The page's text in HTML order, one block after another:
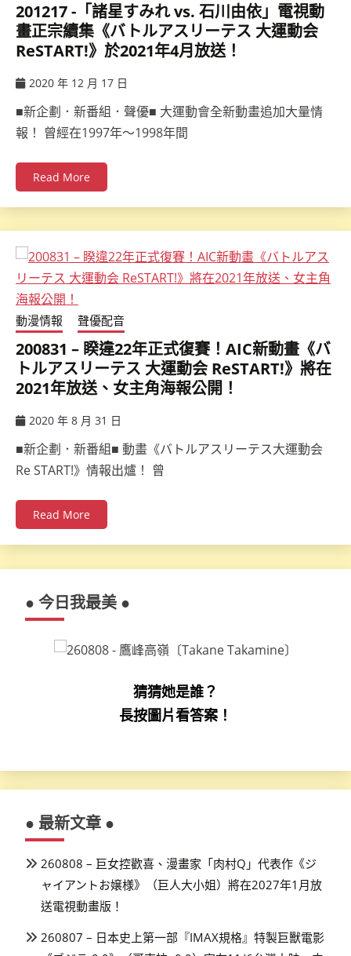
201217 -「諸星すみれ vs. 石川由依」電視動
畫正宗續集《バトルアスリーテス 大運動会
ReSTART!》於2021年4月放送！
2020 年 12 月 17 日
■新企劃．新番組．聲優■ 大運動會全新動畫追加大量情
報！ 曾經在1997年～1998年間
Read More
動漫情報 聲優配音
200831 – 睽違22年正式復賽！AIC新動畫《バ
トルアスリーテス 大運動会 ReSTART!》將在
2021年放送、女主角海報公開！
2020 年 8 月 31 日
■新企劃．新番組■ 動畫《バトルアスリーテス大運動会
Re START!》情報出爐！ 曾
Read More
● 今日我最美 ●
猜猜她是誰？
長按圖片看答案！
● 最新文章 ●
260808 – 巨女控歡喜、漫畫家「肉村Q」代表作《ジ
ャイアントお嬢様》（巨人大小姐）將在2027年1月放
送電視動畫版！
260807 – 日本史上第一部『IMAX規格』特製巨獸電影